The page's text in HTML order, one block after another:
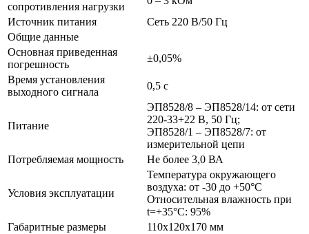
сопротивления нагрузки
Источник питания
Сеть 220 В/50 Гц
Общие данные
Основная приведенная
погрешность
±0,05%
Время установления
выходного сигнала
0,5 с
Питание
ЭП8528/8 – ЭП8528/14: от сети
220-33+22 В, 50 Гц;
ЭП8528/1 – ЭП8528/7: от
измерительной цепи
Потребляемая мощность
Не более 3,0 ВА
Условия эксплуатации
Температура окружающего
воздуха: от -30 до +50°С
Относительная влажность при
t=+35°С: 95%
Габаритные размеры
110х120х170 мм